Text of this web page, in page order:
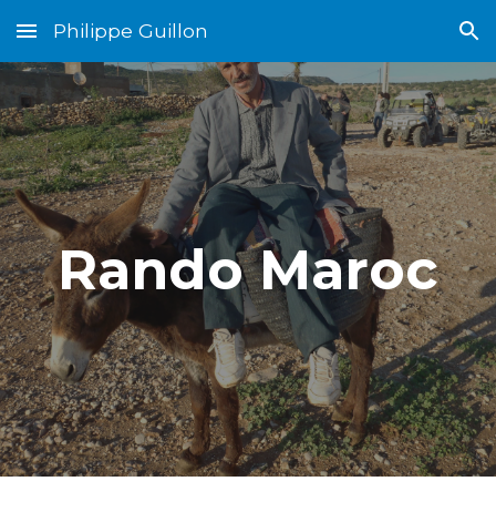
Skip to main content Skip to navigation
Philippe Guillon
Rando Maroc